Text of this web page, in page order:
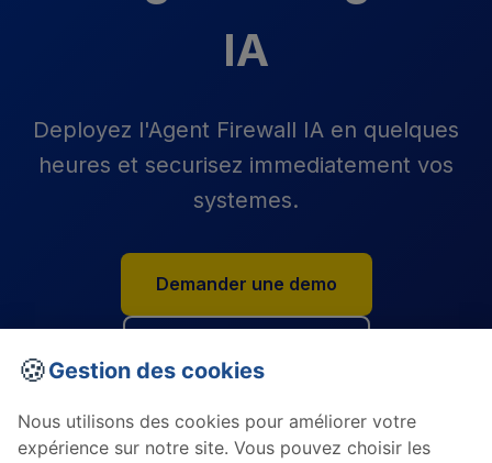
IA
Deployez l'Agent Firewall IA en quelques
heures et securisez immediatement vos
systemes.
Demander une demo
🍪Gestion des cookies
Nous utilisons des cookies pour améliorer votre
expérience sur notre site. Vous pouvez choisir les